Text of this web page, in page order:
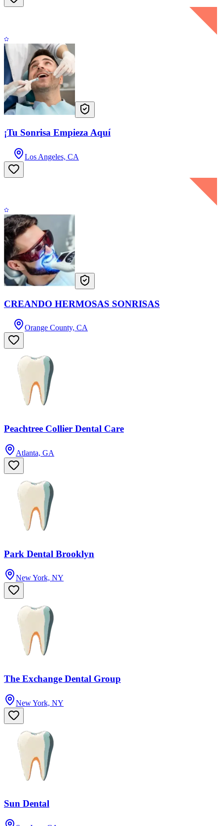
¡Tu Sonrisa Empieza Aquí
Los Angeles, CA
CREANDO HERMOSAS SONRISAS
Orange County, CA
Peachtree Collier Dental Care
Atlanta, GA
Park Dental Brooklyn
New York, NY
The Exchange Dental Group
New York, NY
Sun Dental